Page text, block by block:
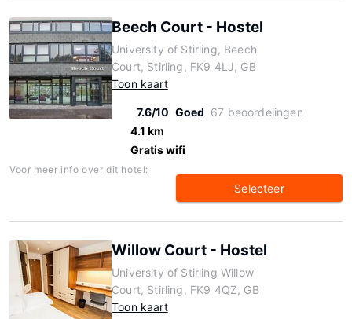
Beech Court - Hostel
University of Stirling, Beech
Court, Stirling, FK9 4LJ, GB
Toon kaart
7.6/10 Goed 67 beoordelingen
4.1 km
Gratis wifi
Voor meer info over dit hotel:
Selecteer
Willow Court - Hostel
University of Stirling Willow
Court, Stirling, FK9 4QZ, GB
Toon kaart